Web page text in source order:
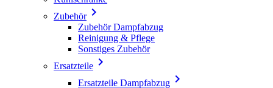
Zubehör
Zubehör Dampfabzug
Reinigung & Pflege
Sonstiges Zubehör
Ersatzteile 
Ersatzteile Dampfabzug 